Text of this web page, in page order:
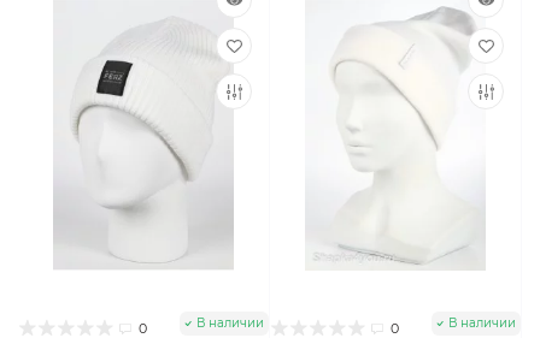
0 В наличии 0 В наличии